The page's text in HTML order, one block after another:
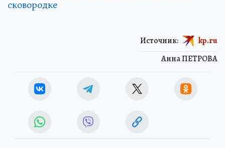
сковородке
Анна ПЕТРОВА
Источник: kp.ru